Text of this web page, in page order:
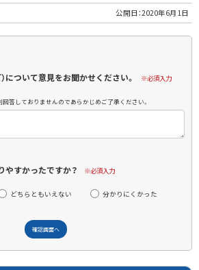
公開日：2020年6月1日
について意見をお聞かせください。 ※必須入力
答しておりませんのであらかじめご了承ください。
やすかったですか？ ※必須入力
どちらともいえない 分かりにくかった